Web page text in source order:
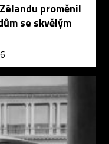
proměnil
se skvělým